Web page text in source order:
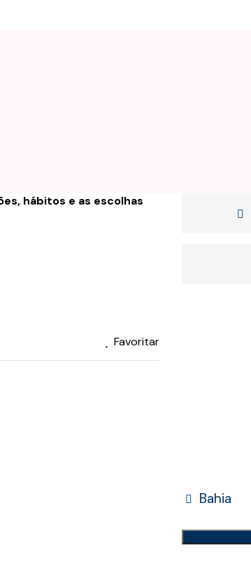
hábitos e as escolhas
Favoritar
Bahia